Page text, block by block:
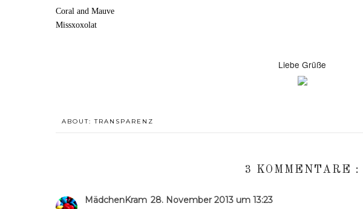
Coral and Mauve
Missxoxolat
Liebe Grüße
ABOUT:TRANSPARENZ
3 KOMMENTARE :
MädchenKram 28. November 2013 um 13:23